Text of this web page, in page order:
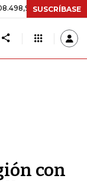
+$ 8.753,81 +2,19%
SUSCRÍBASE
con